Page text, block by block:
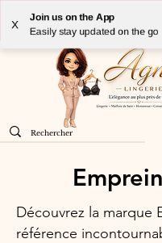
X
Join us on the App
Easily stay updated on the go
Livraison GRATUITE(à partir de
Colissimo en France
Découvrez la marque
référence